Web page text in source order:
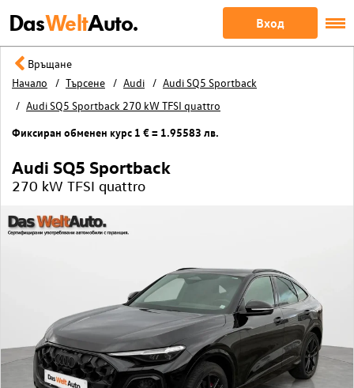
DasWeltAuto. Вход
Връщане
Начало
Търсене Audi
Audi SQ5 Sportback
Audi SQ5 Sportback 270 kW TFSI quattro
Фиксиран обменен курс 1 € = 1.95583 лв.
Audi SQ5 Sportback
270 kW TFSI quattro